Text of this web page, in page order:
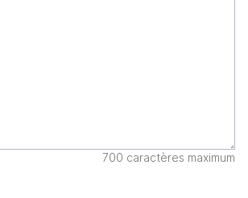
700 caractères maximum